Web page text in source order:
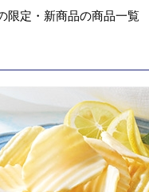
限定・新商品の商品一覧